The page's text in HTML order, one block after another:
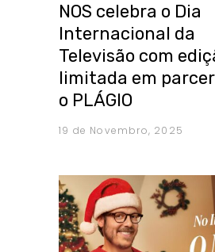
NOS celebra o Dia
Internacional da
Televisão com
limitada em
o PLÁGIO
19 de Novembro, 2025